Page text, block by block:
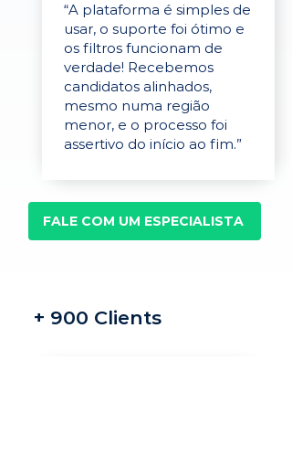
“A plataforma é simples de
usar, o suporte foi ótimo e
os filtros funcionam de
verdade! Recebemos
candidatos alinhados,
mesmo numa região
menor, e o processo foi
assertivo do início ao fim.”
FALE COM UM ESPECIALISTA
+ 900 Clients